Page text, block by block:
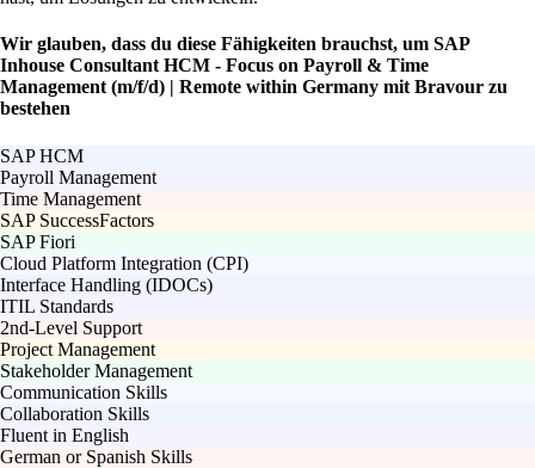
Wir glauben, dass du diese Fähigkeiten brauchst, um SAP
Inhouse Consultant HCM - Focus on Payroll & Time
Management (m/f/d) | Remote within Germany mit Bravour zu
bestehen
SAP HCM
Payroll Management
Time Management
SAP SuccessFactors
SAP Fiori
Cloud Platform Integration (CPI)
Interface Handling (IDOCs)
ITIL Standards
2nd-Level Support
Project Management
Stakeholder Management
Communication Skills
Collaboration Skills
Fluent in English
German or Spanish Skills